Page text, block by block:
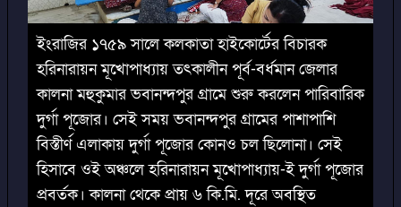
ইংরাজির ১৭৫৯ সালে কলকাতা হাইকোর্টের বিচারক
হরিনারায়ন মূখোপাধ্যায় তৎকালীন পূর্ব-বর্ধমান জেলার
কালনা মহুকুমার ভবানন্দপুর গ্রামে শুরু করলেন পারিবারিক
দুর্গা পূজোর। সেই সময় ভবানন্দপুর গ্রামের পাশাপাশি
বিস্তীর্ণ এলাকায় দুর্গা পূজোর কোনও চল ছিলোনা। সেই
হিসাবে ওই অঞ্চলে হরিনারায়ন মূখোপাধ্যায়-ই দুর্গা পূজোর
প্রবর্তক। কালনা থেকে প্রায় ৬ কি.মি. দূরে অবস্থিত